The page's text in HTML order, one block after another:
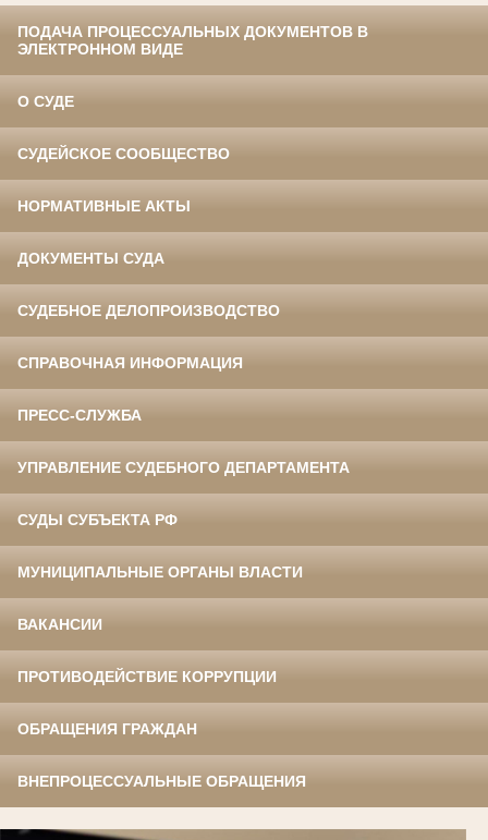
ПОДАЧА ПРОЦЕССУАЛЬНЫХ ДОКУМЕНТОВ В
ЭЛЕКТРОННОМ ВИДЕ
О СУДЕ
СУДЕЙСКОЕ СООБЩЕСТВО
НОРМАТИВНЫЕ АКТЫ
ДОКУМЕНТЫ СУДА
СУДЕБНОЕ ДЕЛОПРОИЗВОДСТВО
СПРАВОЧНАЯ ИНФОРМАЦИЯ
ПРЕСС-СЛУЖБА
УПРАВЛЕНИЕ СУДЕБНОГО ДЕПАРТАМЕНТА
СУДЫ СУБЪЕКТА РФ
МУНИЦИПАЛЬНЫЕ ОРГАНЫ ВЛАСТИ
ВАКАНСИИ
ПРОТИВОДЕЙСТВИЕ КОРРУПЦИИ
ОБРАЩЕНИЯ ГРАЖДАН
ВНЕПРОЦЕССУАЛЬНЫЕ ОБРАЩЕНИЯ